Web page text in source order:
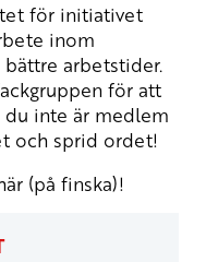
för initiativet
inom
arbetstider.
för att
du inte är medlem
och sprid ordet!
(på finska)!